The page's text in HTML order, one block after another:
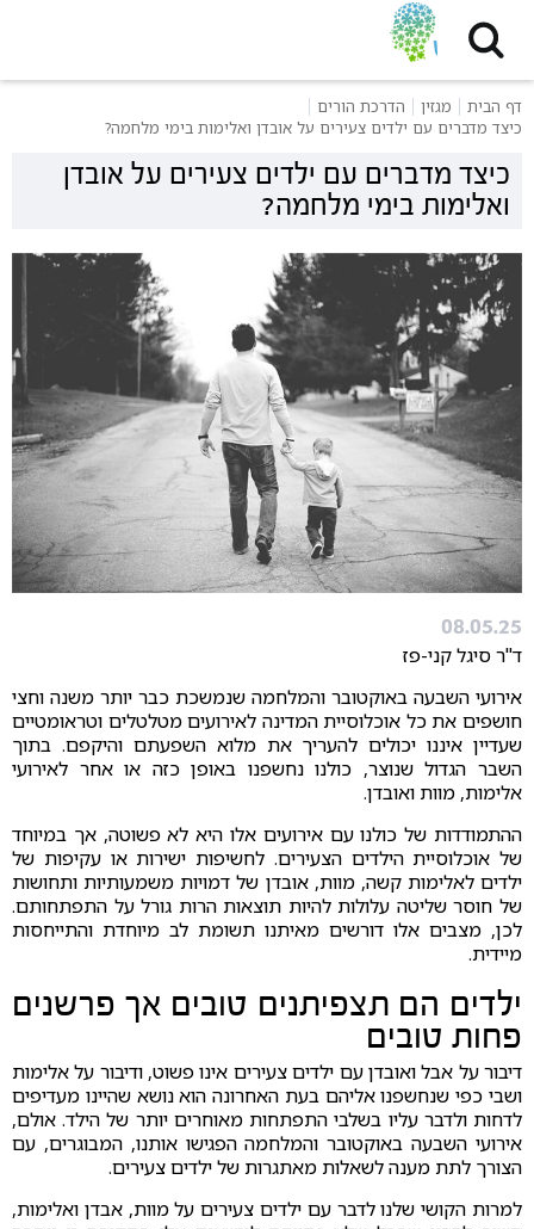
דף הבית מגזין
הדרכת הורים
כיצד מדברים עם ילדים צעירים על אובדן ואלימות בימי מלחמה?
כיצד מדברים עם ילדים צעירים על אובדן
ואלימות בימי מלחמה?
08.05.25
ד"ר סיגל קני-פז
אירועי השבעה באוקטובר והמלחמה שנמשכת כבר יותר משנה וחצי
חושפים את כל אוכלוסיית המדינה לאירועים מטלטלים וטראומטיים
שעדיין איננו יכולים להעריך את מלוא השפעתם והיקפם. בתוך
השבר הגדול שנוצר, כולנו נחשפנו באופן כזה או אחר לאירועי
אלימות, מוות ואובדן.
ההתמודדות של כולנו עם אירועים אלו היא לא פשוטה, אך במיוחד
של אוכלוסיית הילדים הצעירים. לחשיפות ישירות או עקיפות של
ילדים לאלימות קשה, מוות, אובדן של דמויות משמעותיות ותחושות
של חוסר שליטה עלולות להיות תוצאות הרות גורל על התפתחותם.
לכן, מצבים אלו דורשים מאיתנו תשומת לב מיוחדת והתייחסות
מיידית.
ילדים הם תצפיתנים טובים אך פרשנים
פחות טובים
דיבור על אבל ואובדן עם ילדים צעירים אינו פשוט, ודיבור על אלימות
ושבי כפי שנחשפנו אליהם בעת האחרונה הוא נושא שהיינו מעדיפים
לדחות ולדבר עליו בשלבי התפתחות מאוחרים יותר של הילד. אולם,
אירועי השבעה באוקטובר והמלחמה הפגישו אותנו, המבוגרים, עם
הצורך לתת מענה לשאלות מאתגרות של ילדים צעירים.
למרות הקושי שלנו לדבר עם ילדים צעירים על מוות, אבדן ואלימות,